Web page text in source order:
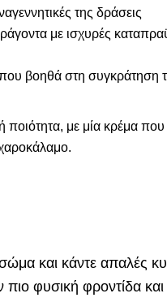
της δράσεις
με ισχυρές
βοηθά στη συγκράτηση
με μία κρέμα
και κάντε απαλές
πιο φυσική φροντίδα